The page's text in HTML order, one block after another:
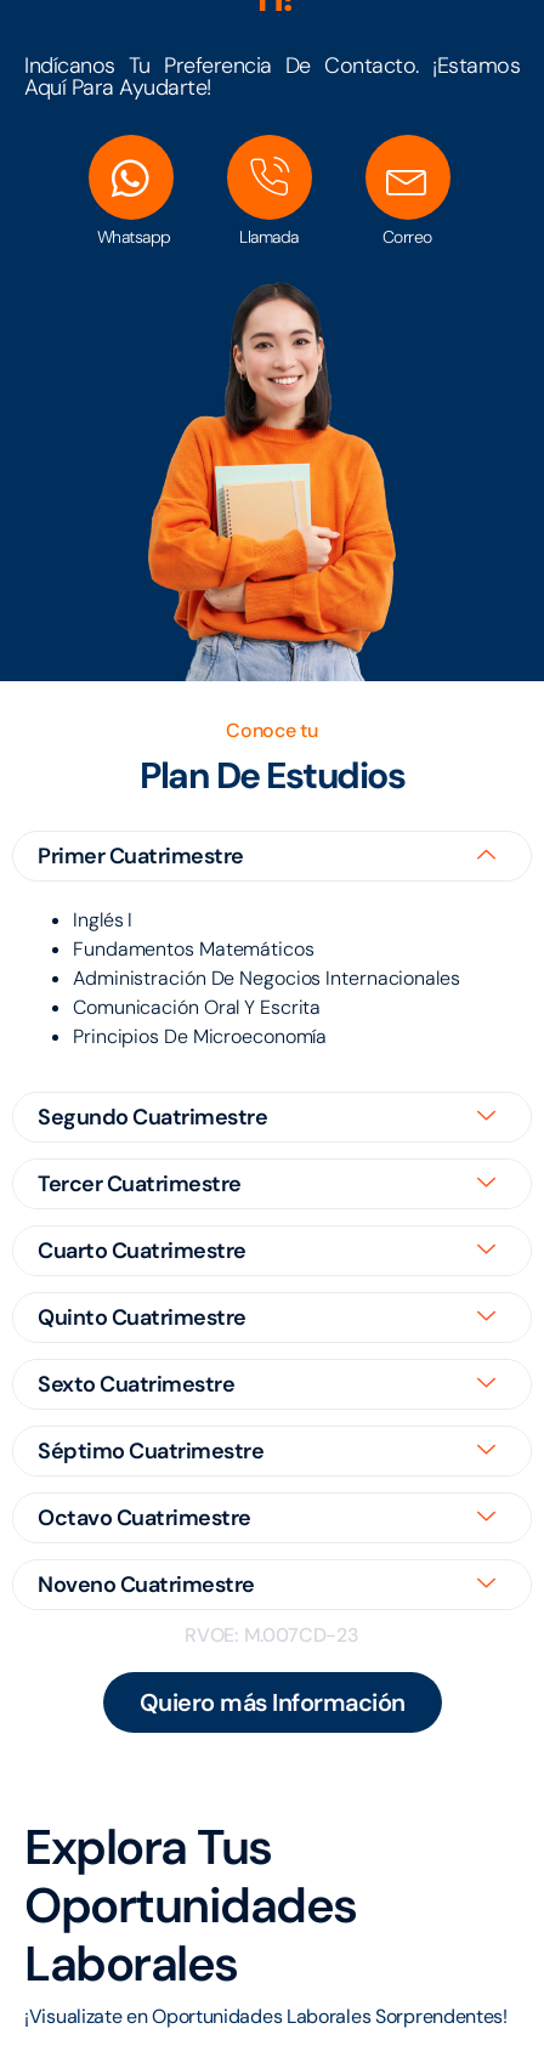
Correo
Llamada
Whatsapp
Indícanos Tu Preferencia De Contacto. ¡Estamos
Aquí Para Ayudarte!
Conoce tu
Plan De Estudios
Primer Cuatrimestre
Inglés I
Fundamentos Matemáticos
Administración De Negocios Internacionales
Comunicación Oral Y Escrita
Principios De Microeconomía
Segundo Cuatrimestre
Tercer Cuatrimestre
Cuarto Cuatrimestre
Quinto Cuatrimestre
Sexto Cuatrimestre
Séptimo Cuatrimestre
Octavo Cuatrimestre
Noveno Cuatrimestre
RVOE: M.007CD-23
Quiero más Información
Explora Tus
Oportunidades
Laborales
¡Visualizate en Oportunidades Laborales Sorprendentes!